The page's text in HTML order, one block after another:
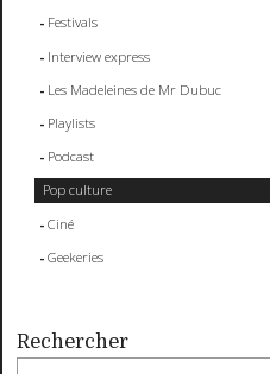
Festivals
Interview express
Les Madeleines de Mr Dubuc
Playlists
Podcast
Pop culture
Ciné
Geekeries
Rechercher